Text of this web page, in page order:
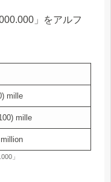
」をアルフ
mille
mille
」